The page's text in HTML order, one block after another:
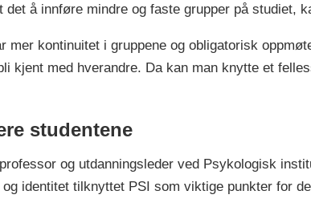
det å innføre mindre og faste grupper på studiet,
kontinuitet i gruppene og obligatorisk
kjent med hverandre. Da kan man knytte et
studentene
og utdanningsleder ved Psykologisk
identitet tilknyttet PSI som viktige punkter for